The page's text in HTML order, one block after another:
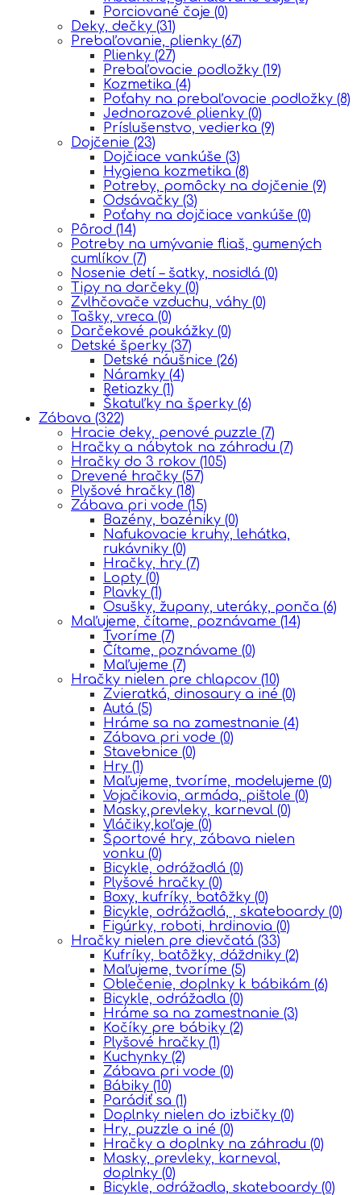
Porciované čaje (0)
Deky, dečky (31)
Prebaľovanie, plienky (67)
Plienky (27)
Prebaľovacie podložky (19)
Kozmetika (4)
Poťahy na prebaľovacie podložky (8)
Jednorazové plienky (0)
Príslušenstvo, vedierka (9)
Dojčenie (23)
Dojčiace vankúše (3)
Hygiena kozmetika (8)
Potreby, pomôcky na dojčenie (9)
Odsávačky (3)
Poťahy na dojčiace vankúše (0)
Pôrod (14)
Potreby na umývanie fliaš, gumených
cumlíkov (7)
Nosenie detí – šatky, nosidlá (0)
Tipy na darčeky (0)
Zvlhčovače vzduchu, váhy (0)
Tašky, vreca (0)
Darčekové poukážky (0)
Detské šperky (37)
Detské náušnice (26)
Náramky (4)
Retiazky (1)
Škatuľky na šperky (6)
Zábava (322)
Hracie deky, penové puzzle (7)
Hračky a nábytok na záhradu (7)
Hračky do 3 rokov (105)
Drevené hračky (57)
Plyšové hračky (18)
Zábava pri vode (15)
Bazény, bazéniky (0)
Nafukovacie kruhy, lehátka,
rukávniky (0)
Hračky, hry (7)
Lopty (0)
Plavky (1)
Osušky, župany, uteráky, ponča (6)
Maľujeme, čítame, poznávame (14)
Tvoríme (7)
Čítame, poznávame (0)
Maľujeme (7)
Hračky nielen pre chlapcov (10)
Zvieratká, dinosaury a iné (0)
Autá (5)
Hráme sa na zamestnanie (4)
Zábava pri vode (0)
Stavebnice (0)
Hry (1)
Maľujeme, tvoríme, modelujeme (0)
Vojačikovia, armáda, pištole (0)
Masky,prevleky, karneval (0)
Vláčiky,koľaje (0)
Športové hry, zábava nielen
vonku (0)
Bicykle, odrážadlá (0)
Plyšové hračky (0)
Boxy, kufríky, batôžky (0)
Bicykle, odrážadlá, , skateboardy (0)
Figúrky, roboti, hrdinovia (0)
Hračky nielen pre dievčatá (33)
Kufríky, batôžky, dáždniky (2)
Maľujeme, tvoríme (5)
Oblečenie, doplnky k bábikám (6)
Bicykle, odrážadla (0)
Hráme sa na zamestnanie (3)
Kočíky pre bábiky (2)
Plyšové hračky (1)
Kuchynky (2)
Zábava pri vode (0)
Bábiky (10)
Parádiť sa (1)
Doplnky nielen do izbičky (0)
Hry, puzzle a iné (0)
Hračky a doplnky na záhradu (0)
Masky, prevleky, karneval,
doplnky (0)
Bicykle, odrážadla, skateboardy (0)